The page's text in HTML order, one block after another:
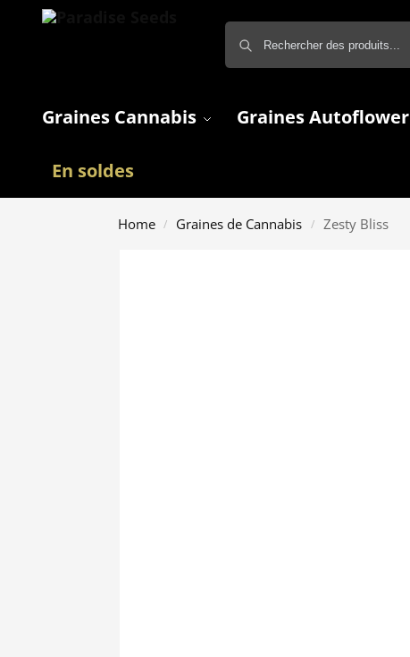
Graines Cannabis Graines Autoflower
En soldes
Home / Graines de Cannabis / Zesty Bliss